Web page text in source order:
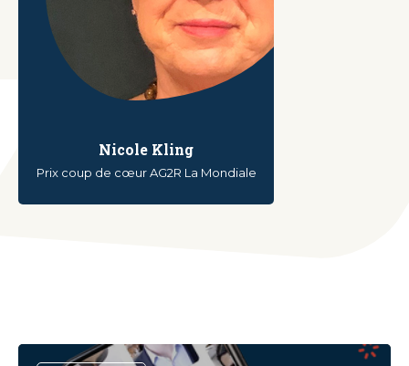
Nicole Kling
Prix coup de cœur AG2R La Mondiale